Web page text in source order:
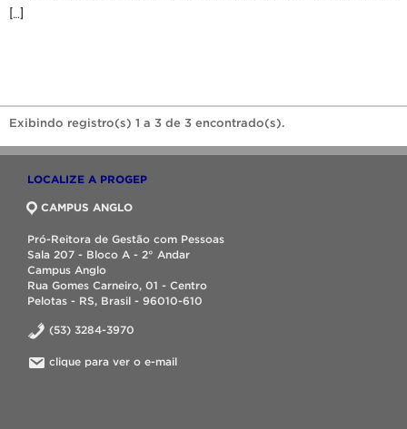
[…]
Exibindo registro(s) 1 a 3 de 3 encontrado(s).
LOCALIZE A PROGEP
CAMPUS ANGLO
Pró-Reitora de Gestão com Pessoas
Sala 207 - Bloco A - 2° Andar
Campus Anglo
Rua Gomes Carneiro, 01 - Centro
Pelotas - RS, Brasil - 96010-610
(53) 3284-3970
clique para ver o e-mail